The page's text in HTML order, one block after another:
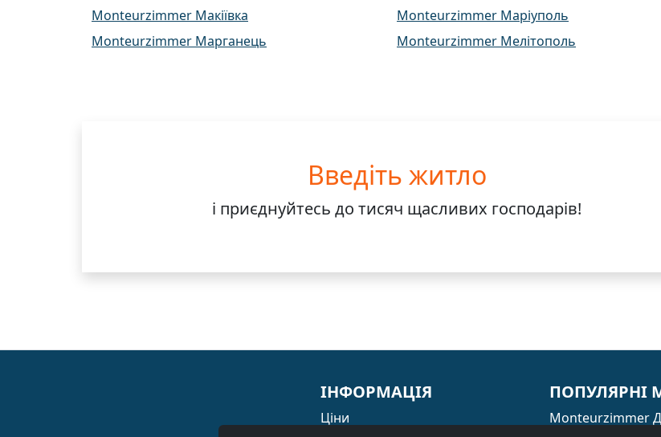
Monteurzimmer Макіївка
Monteurzimmer Марганець
Monteurzimmer Маріуполь
Monteurzimmer Мелітополь
Введіть житло
і приєднуйтесь до тисяч щасливих господарів!
ІНФОРМАЦІЯ
Ціни
ПОПУЛЯРНІ
Monteurzimmer